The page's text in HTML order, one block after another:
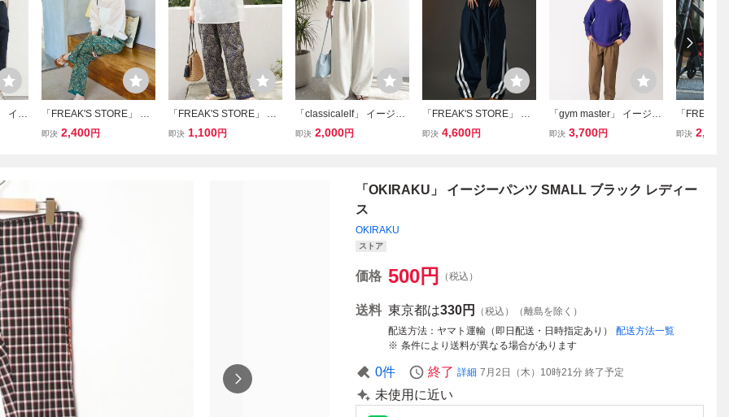
イー
「FREAK'S STORE」 イ
ージーパンツ SMALL グ
即決 2,400円
「FREAK'S STORE」 イ
ージーパンツ SMALL ネ
即決 1,100円
「classicalelf」 イージー
パンツ SMALL オートミ
即決 2,000円
「FREAK'S STORE」 イ
ージーパンツ SMALL ネ
即決 4,600円
「gym master」 イージー
パンツ SMALL ブラウン
即決 3,700円
「
ージーパン
即決 2,100
「OKIRAKU」 イージーパンツ SMALL ブラック レディー
ス
OKIRAKU
ストア
価格 500円 （税込）
送料 東京都は330円
（税込）（離島を除く）
配送方法
ヤマト運輸（即日配送・日時指定あり）
配送方法一覧
条件により送料が異なる場合があります
0件 終了 詳細 7月2日（木）10時21分 終了予定
未使用に近い